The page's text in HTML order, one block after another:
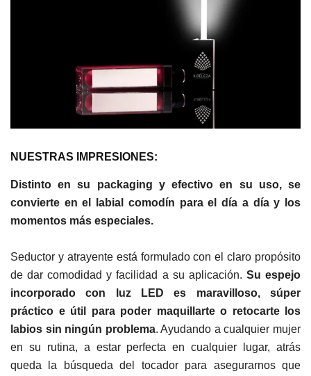
NUESTRAS IMPRESIONES:
Distinto en su packaging y efectivo en su uso, se
convierte en el labial comodín para el día a día y los
momentos más especiales.
Seductor y atrayente está formulado con el claro propósito
de dar comodidad y facilidad a su aplicación. Su espejo
incorporado con luz LED es maravilloso, súper
práctico e útil para poder maquillarte o retocarte los
labios sin ningún problema. Ayudando a cualquier mujer
en su rutina, a estar perfecta en cualquier lugar, atrás
queda la búsqueda del tocador para asegurarnos que